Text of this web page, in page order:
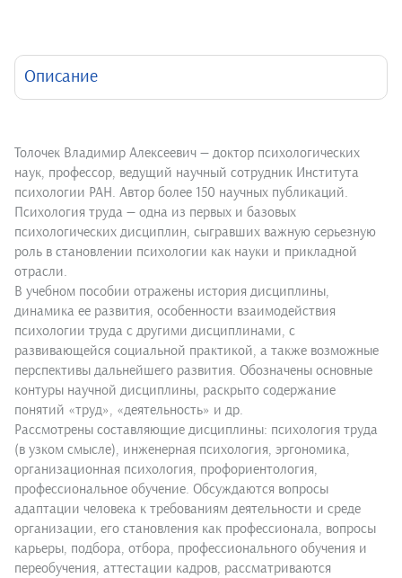
Описание
Толочек Владимир Алексеевич — доктор психологических
наук, профессор, ведущий научный сотрудник Института
психологии РАН. Автор более 150 научных публикаций.
Психология труда — одна из первых и базовых
психологических дисциплин, сыгравших важную серьезную
роль в становлении психологии как науки и прикладной
отрасли.
В учебном пособии отражены история дисциплины,
динамика ее развития, особенности взаимодействия
психологии труда с другими дисциплинами, с
развивающейся социальной практикой, а также возможные
перспективы дальнейшего развития. Обозначены основные
контуры научной дисциплины, раскрыто содержание
понятий «труд», «деятельность» и др.
Рассмотрены составляющие дисциплины: психология труда
(в узком смысле), инженерная психология, эргономика,
организационная психология, профориентология,
профессиональное обучение. Обсуждаются вопросы
адаптации человека к требованиям деятельности и среде
организации, его становления как профессионала, вопросы
карьеры, подбора, отбора, профессионального обучения и
переобучения, аттестации кадров, рассматриваются